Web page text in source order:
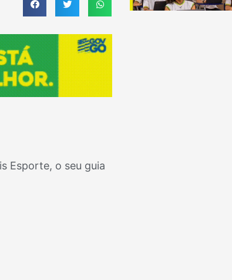
Esporte, o seu guia